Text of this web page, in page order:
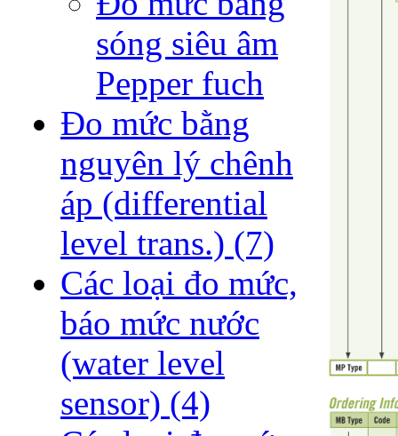
sóng siêu âm
Pepper fuch
Đo mức bằng
nguyên lý chênh
áp (differential
level trans.) (7)
Các loại đo mức,
báo mức nước
(water level
sensor) (4)